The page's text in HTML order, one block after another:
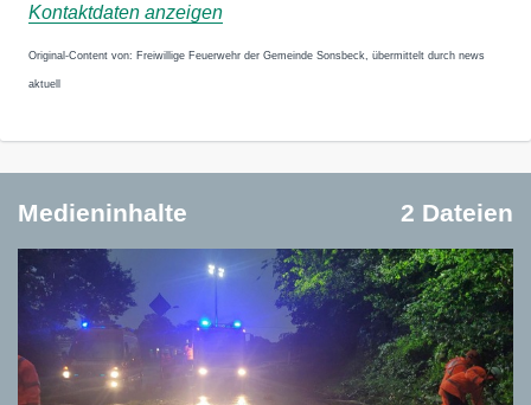
Kontaktdaten anzeigen
Original-Content von: Freiwillige Feuerwehr der Gemeinde Sonsbeck, übermittelt durch news
aktuell
Medieninhalte 2 Dateien